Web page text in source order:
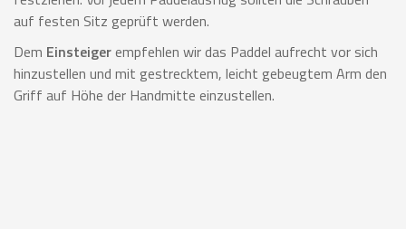
auf festen Sitz geprüft werden.
Dem Einsteigerempfehlen wir das Paddel aufrecht vor sich
hinzustellen und mit gestrecktem, leicht gebeugtem Arm den
Griff auf Höhe der Handmitte einzustellen.